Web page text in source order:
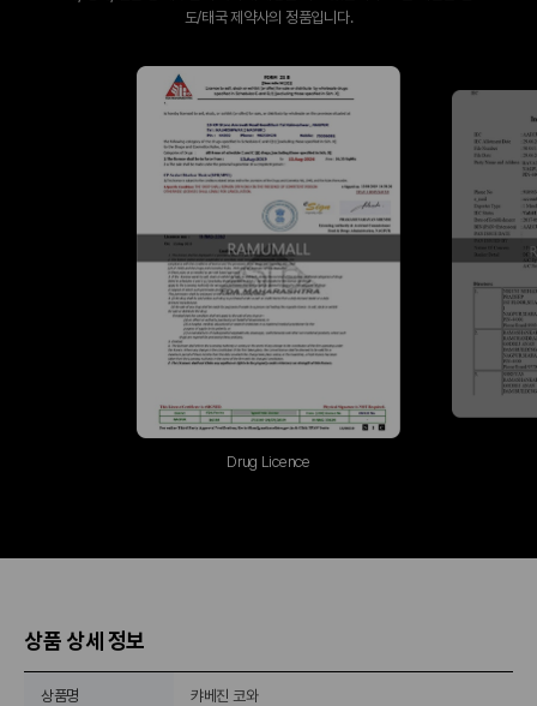
도/태국 제약사의 정품입니다.
Drug Licence
상품 상세 정보
상품명 캬베진 코와